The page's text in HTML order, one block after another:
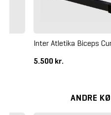
Inter Atletika Biceps
5.500 kr.
ANDRE